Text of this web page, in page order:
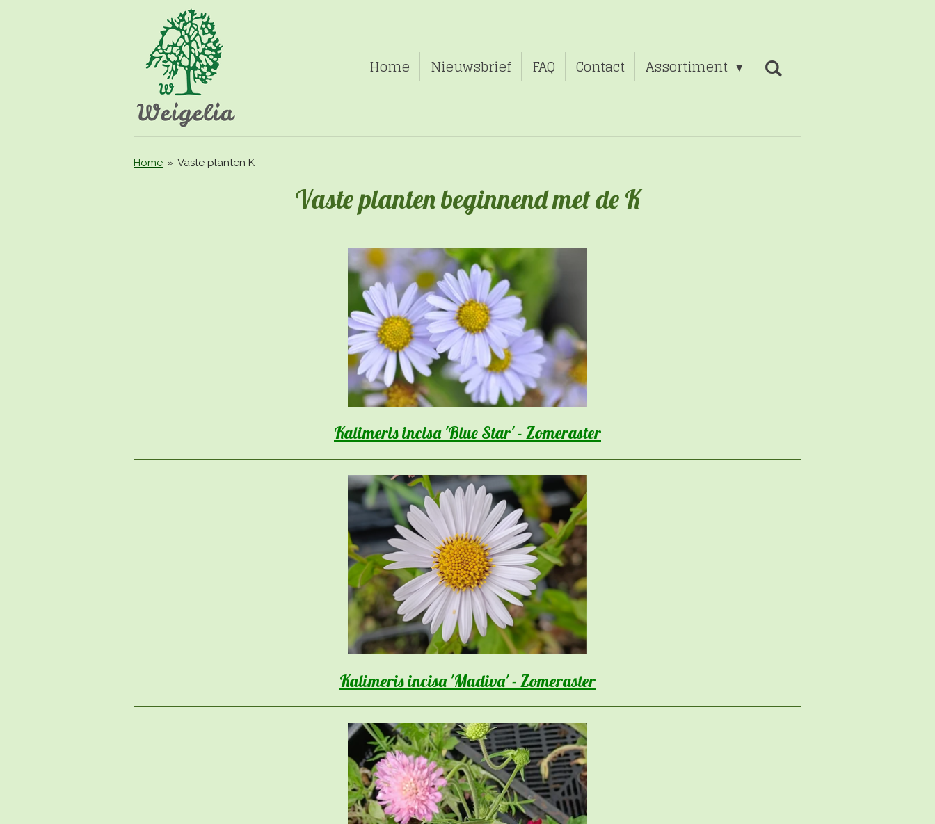
Home Nieuwsbrief FAQ Contact Assortiment
Home » Vaste planten K
Vaste planten beginnend met de K
Kalimeris incisa 'Blue Star' - Zomeraster
Kalimeris incisa 'Madiva' - Zomeraster